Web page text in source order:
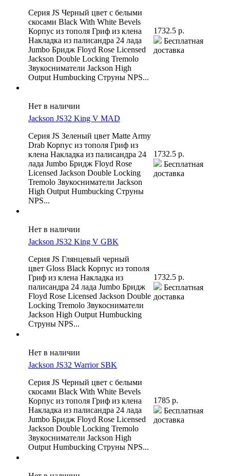
Серия JS Черный цвет с белыми
скосами Black With White Bevels
Корпус из тополя Гриф из клена
Накладка из палисандра 24 лада
Jumbo Бридж Floyd Rose Licensed
Jackson Double Locking Tremolo
Звукосниматели Jackson High
Output Humbucking Струны NPS...
1732.5 р.
Бесплатная
доставка
Нет в наличии
Jackson JS32 King V MAD
Серия JS Зеленый цвет Matte Army
Drab Корпус из тополя Гриф из
клена Накладка из палисандра 24
лада Jumbo Бридж Floyd Rose
Licensed Jackson Double Locking
Tremolo Звукосниматели Jackson
High Output Humbucking Струны
NPS...
1732.5 р.
Бесплатная
доставка
Нет в наличии
Jackson JS32 King V GBK
Серия JS Глянцевый черный
цвет Gloss Black Корпус из тополя
Гриф из клена Накладка из
палисандра 24 лада Jumbo Бридж
Floyd Rose Licensed Jackson Double
Locking Tremolo Звукосниматели
Jackson High Output Humbucking
Струны NPS...
1732.5 р.
Бесплатная
доставка
Нет в наличии
Jackson JS32 Warrior SBK
Серия JS Черный цвет с белыми
скосами Black With White Bevels
Корпус из тополя Гриф из клена
Накладка из палисандра 24 лада
Jumbo Бридж Floyd Rose Licensed
Jackson Double Locking Tremolo
Звукосниматели Jackson High
Output Humbucking Струны NPS...
1785 р.
Бесплатная
доставка